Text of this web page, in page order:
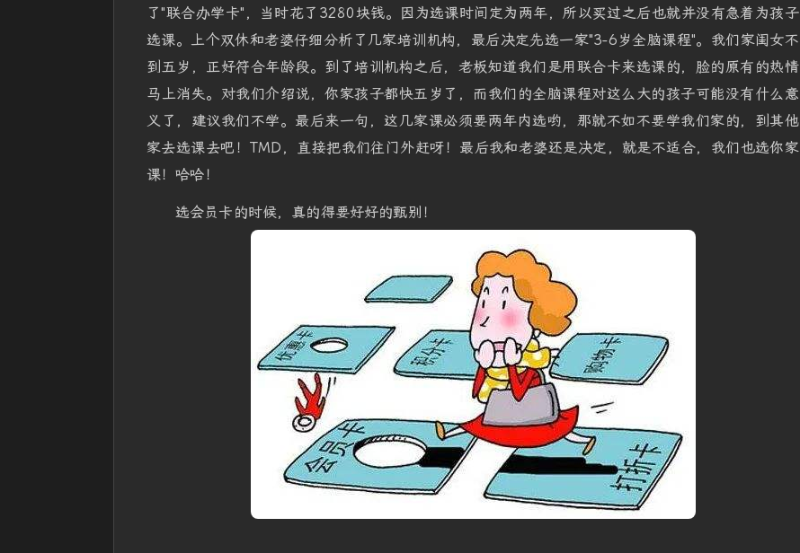
了"联合办学卡"，当时花了3280块钱。因为选课时间定为两年，所以买过之后也就并没有急着为孩子
选课。上个双休和老婆仔细分析了几家培训机构，最后决定先选一家"3-6岁全脑课程"。我们家闺女不
到五岁，正好符合年龄段。到了培训机构之后，老板知道我们是用联合卡来选课的，脸的原有的热情
马上消失。对我们介绍说，你家孩子都快五岁了，而我们的全脑课程对这么大的孩子可能没有什么意
义了，建议我们不学。最后来一句，这几家课必须要两年内选哟，那就不如不要学我们家的，到其他
家去选课去吧！TMD，直接把我们往门外赶呀！最后我和老婆还是决定，就是不适合，我们也选你家
课！哈哈！
选会员卡的时候，真的得要好好的甄别！